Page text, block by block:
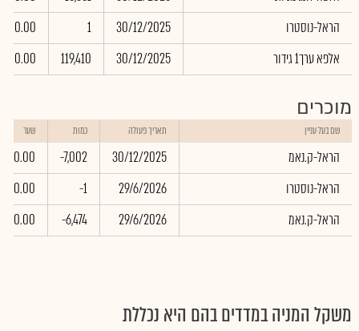
הראל-נוסטרו
30/12/2025
1
0.00
אלפא ערך1 גידור
30/12/2025
119,410
0.00
מוכרים
שם בעל עניין תאריך פעולה כמות שער
הראל-ק.נאמ 30/12/2025
-7,002
0.00
הראל-נוסטרו
29/6/2026
-1
0.00
הראל-ק.נאמ
29/6/2026
-6,474
0.00
משקל המניה במדדים בהם היא נכללת